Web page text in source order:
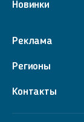
Новинки
Реклама
Регионы
Контакты